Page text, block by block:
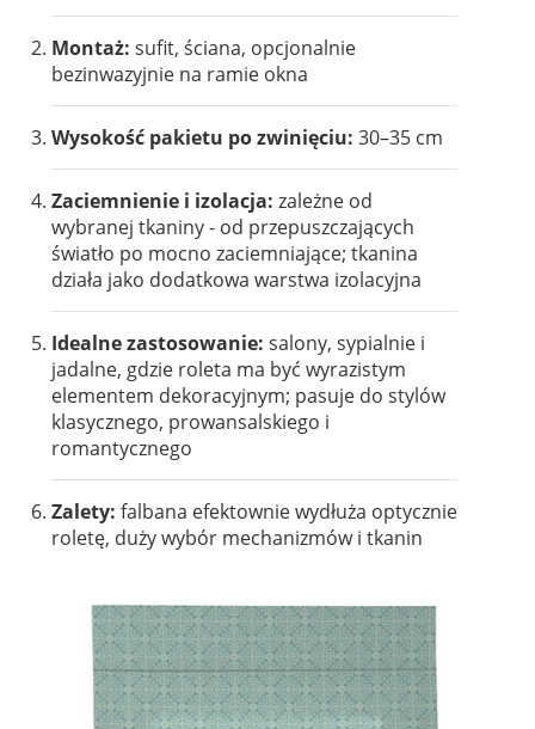
Montaż: sufit, ściana, opcjonalnie
bezinwazyjnie na ramie okna
Wysokość pakietu po zwinięciu: 30–35 cm
Zaciemnienie i izolacja: zależne od
wybranej tkaniny - od przepuszczających
światło po mocno zaciemniające; tkanina
działa jako dodatkowa warstwa izolacyjna
Idealne zastosowanie: salony, sypialnie i
jadalne, gdzie roleta ma być wyrazistym
elementem dekoracyjnym; pasuje do stylów
klasycznego, prowansalskiego i
romantycznego
Zalety: falbana efektownie wydłuża optycznie
roletę, duży wybór mechanizmów i tkanin